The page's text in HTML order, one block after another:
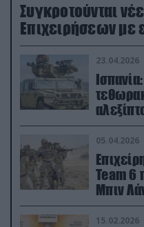
Συγκροτούνται
Επιχειρήσεων με
23.04.2026
ορμή
05.04.2026
Team 6
Μπιν
15.02.2026